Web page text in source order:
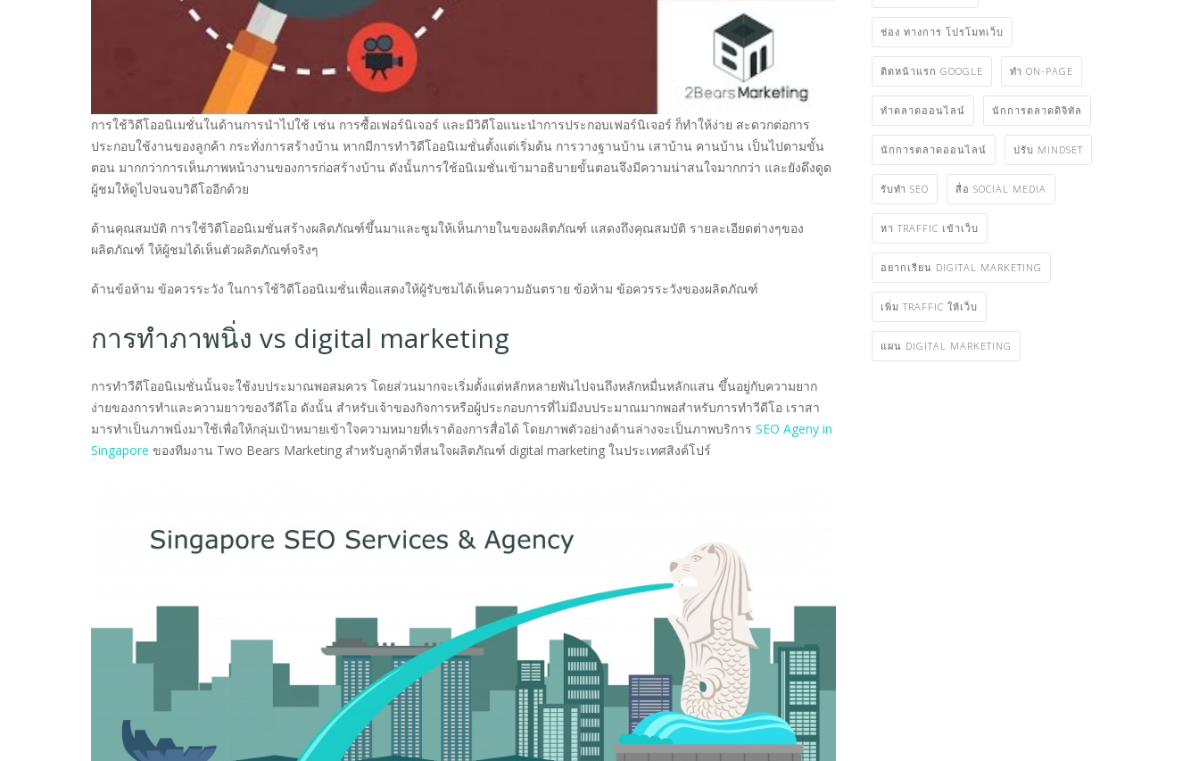
การใช้วิดีโออนิเมชั่นในด้านการนำไปใช้ เช่น การซื้อเฟอร์นิเจอร์ และมีวิดีโอแนะนำการประกอบเฟอร์นิเจอร์ ก็ทำให้ง่าย สะดวกต่อการ
ประกอบใช้งานของลูกค้า กระทั่งการสร้างบ้าน หากมีการทำวิดีโออนิเมชั่นตั้งแต่เริ่มต้น การวางฐานบ้าน เสาบ้าน คานบ้าน เป็นไปตามขั้น
ตอน มากกว่าการเห็นภาพหน้างานของการก่อสร้างบ้าน ดังนั้นการใช้อนิเมชั่นเข้ามาอธิบายขั้นตอนจึงมีความน่าสนใจมากกว่า และยังดึงดูด
ผู้ชมให้ดูไปจนจบวิดีโออีกด้วย
ด้านคุณสมบัติ การใช้วิดีโออนิเมชั่นสร้างผลิตภัณฑ์ขึ้นมาและซูมให้เห็นภายในของผลิตภัณฑ์ แสดงถึงคุณสมบัติ รายละเอียดต่างๆของ
ผลิตภัณฑ์ ให้ผู้ชมได้เห็นตัวผลิตภัณฑ์จริงๆ
ด้านข้อห้าม ข้อควรระวัง ในการใช้วิดีโออนิเมชั่นเพื่อแสดงให้ผู้รับชมได้เห็นความอันตราย ข้อห้าม ข้อควรระวังของผลิตภัณฑ์
การทำภาพนิ่ง vs digital marketing
การทำวีดีโออนิเมชั่นนั้นจะใช้งบประมาณพอสมควร โดยส่วนมากจะเริ่มตั้งแต่หลักหลายพันไปจนถึงหลักหมื่นหลักแสน ขึ้นอยู่กับความยาก
ง่ายของการทำและความยาวของวีดีโอ ดังนั้น สำหรับเจ้าของกิจการหรือผู้ประกอบการที่ไม่มีงบประมาณมากพอสำหรับการทำวีดีโอ เราสา
มารทำเป็นภาพนิ่งมาใช้เพื่อให้กลุ่มเป้าหมายเข้าใจความหมายที่เราต้องการสื่อได้ โดยภาพตัวอย่างด้านล่างจะเป็นภาพบริการ SEO Ageny in
Singapore ของทีมงาน Two Bears Marketing สำหรับลูกค้าที่สนใจผลิตภัณฑ์ digital marketing ในประเทศสิงค์โปร์
ช่อง ทางการ โปรโมทเว็บ
ติดหน้าแรก GOOGLE ทำ ON-PAGE
ทําตลาดออนไลน์ นักการตลาดดิจิทัล
นักการตลาดออนไลน์ ปรับ MINDSET
รับทำ SEO สื่อ SOCIAL MEDIA
หา TRAFFIC เข้าเว็บ
อยากเรียน DIGITAL MARKETING
เพิ่ม TRAFFIC ให้เว็บ
แผน DIGITAL MARKETING